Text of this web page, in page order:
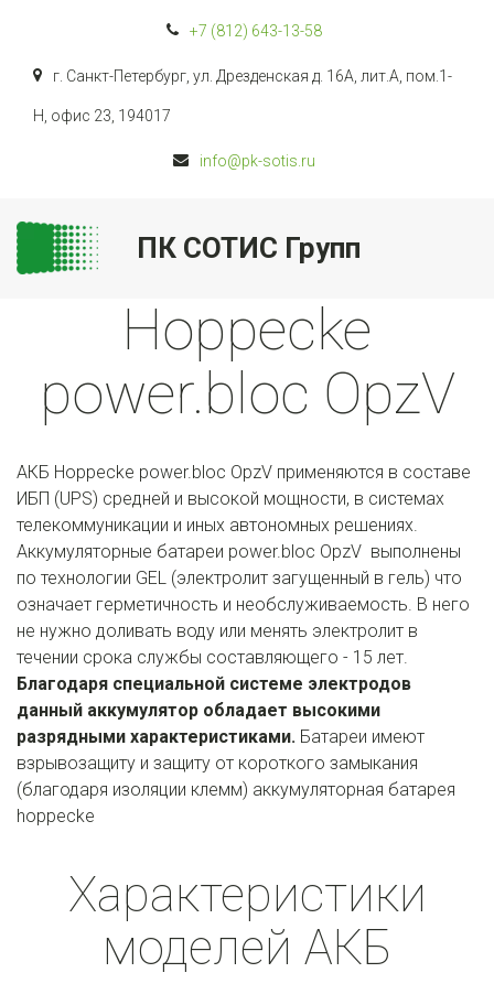
+7 (812) 643-13-58
г. Санкт-Петербург ул. Дрезденская д. 16А, лит.А, пом.1-
Н, офис 23 194017
info@pk-sotis.ru
ПК СОТИС Групп
Hoppecke
power.bloc OpzV
АКБ Hoppecke power.bloc OpzV применяются в составе
ИБП (UPS) средней и высокой мощности, в системах
телекоммуникации и иных автономных решениях.
Аккумуляторные батареи power.bloc OpzV  выполнены
по технологии GEL (электролит загущенный в гель) что
означает герметичность и необслуживаемость. В него
не нужно доливать воду или менять электролит в
Благодаря специальной системе электродов
данный аккумулятор обладает высокими
разрядными характеристиками. Батареи имеют
взрывозащиту и защиту от короткого замыкания
(благодаря изоляции клемм) аккумуляторная батарея
hoppecke
Характеристики
моделей АКБ